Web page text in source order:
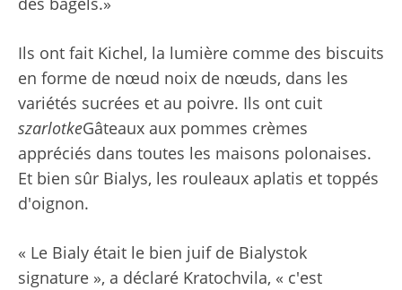
Ils ont fait Kichel, la lumière comme des biscuits
en forme de nœud noix de nœuds, dans les
variétés sucrées et au poivre. Ils ont cuit
szarlotkeGâteaux aux pommes crèmes
appréciés dans toutes les maisons polonaises.
Et bien sûr Bialys, les rouleaux aplatis et toppés
d'oignon.
« Le Bialy était le bien juif de Bialystok
signature », a déclaré Kratochvila, « c'est